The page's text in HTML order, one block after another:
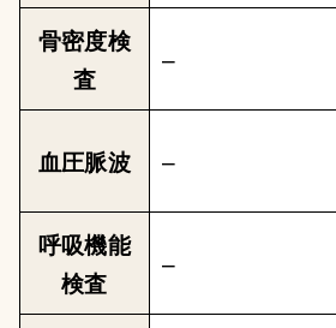
骨密度検
査
–
血圧脈波 –
呼吸機能
検査
–